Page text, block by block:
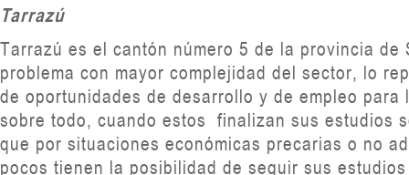
Tarrazú
Tarrazú es el cantón número 5 de la provincia de
problema con mayor complejidad del sector, lo
de oportunidades de desarrollo y de empleo para
sobre todo, cuando estos finalizan sus estudios
que por situaciones económicas precarias o no
pocos tienen la posibilidad de seguir sus